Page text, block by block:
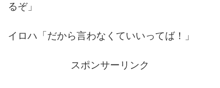
るぞ」
イロハ「だから言わなくていいってば！」
スポンサーリンク